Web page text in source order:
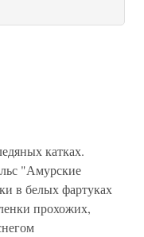
катках.
"Амурские
в белых фартуках
прохожих,